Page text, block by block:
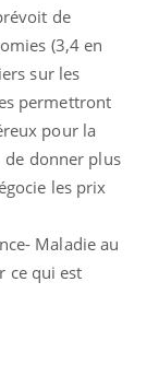
de
(3,4 en
sur les
permettront
pour la
de donner plus
les prix
Maladie au
ce qui est